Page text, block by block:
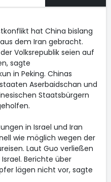
hat China bislang
dem Iran gebracht.
Volksrepublik seien auf
sagte
in Peking. Chinas
Aserbaidschan und
Staatsbürgern
in Israel und Iran
wie möglich wegen der
Laut Guo verließen
Berichte über
lägen nicht vor, sagte